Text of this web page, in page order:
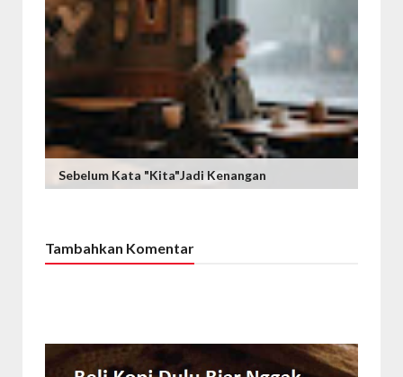
Sebelum Kata "Kita"Jadi Kenangan
Tambahkan Komentar